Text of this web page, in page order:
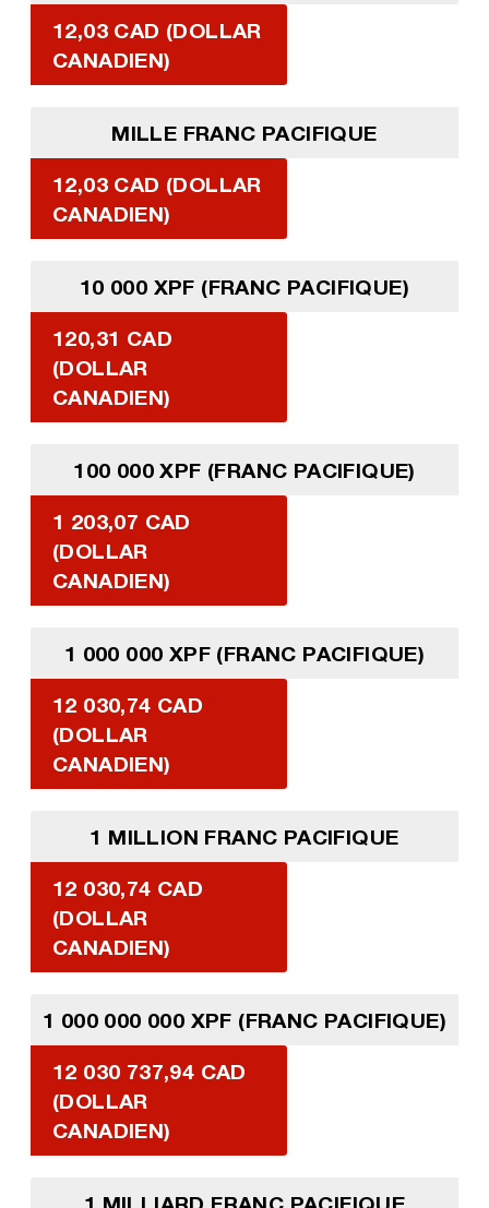
12,03 CAD (DOLLAR
CANADIEN)
MILLE FRANC PACIFIQUE
12,03 CAD (DOLLAR
CANADIEN)
10 000 XPF (FRANC PACIFIQUE)
120,31 CAD
(DOLLAR
CANADIEN)
100 000 XPF (FRANC PACIFIQUE)
1 203,07 CAD
(DOLLAR
CANADIEN)
1 000 000 XPF (FRANC PACIFIQUE)
12 030,74 CAD
(DOLLAR
CANADIEN)
1 MILLION FRANC PACIFIQUE
12 030,74 CAD
(DOLLAR
CANADIEN)
1 000 000 000 XPF (FRANC PACIFIQUE)
12 030 737,94 CAD
(DOLLAR
CANADIEN)
1 MILLIARD FRANC PACIFIQUE